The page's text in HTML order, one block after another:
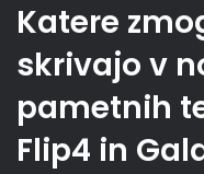
Katere
skrivajo v
pametnih
Flip4 in